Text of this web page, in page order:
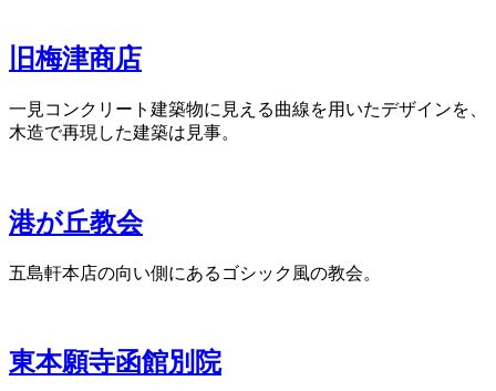
旧梅津商店
一見コンクリート建築物に見える曲線を用いたデザインを、
木造で再現した建築は見事。
港が丘教会
五島軒本店の向い側にあるゴシック風の教会。
東本願寺函館別院